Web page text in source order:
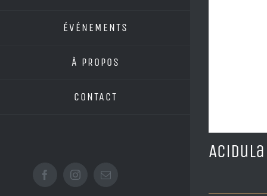
ÉVÉNEMENTS
À PROPOS
CONTACT
FacebookInstagramEmail